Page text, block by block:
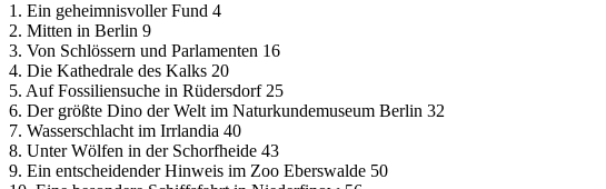
1. Ein geheimnisvoller Fund 4
2. Mitten in Berlin 9
3. Von Schlössern und Parlamenten 16
4. Die Kathedrale des Kalks 20
5. Auf Fossiliensuche in Rüdersdorf 25
6. Der größte Dino der Welt im Naturkundemuseum Berlin 32
7. Wasserschlacht im Irrlandia 40
8. Unter Wölfen in der Schorfheide 43
9. Ein entscheidender Hinweis im Zoo Eberswalde 50